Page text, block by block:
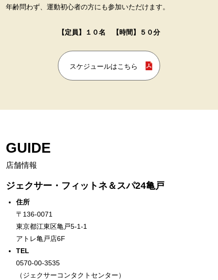
年齢問わず、運動初心者の方にも参加いただけます。
【定員】１０名 【時間】５０分
スケジュールはこちら
GUIDE
店舗情報
ジェクサー・フィットネ＆スパ24亀戸
住所
〒136-0071
東京都江東区亀戸5-1-1
アトレ亀戸店6F
TEL
0570-00-3535
（ジェクサーコンタクトセンター）